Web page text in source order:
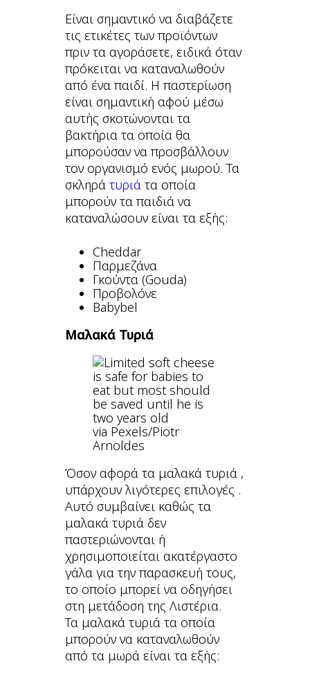
Είναι σημαντικό να διαβάζετε
τις ετικέτες των προϊόντων
πριν τα αγοράσετε, ειδικά όταν
πρόκειται να καταναλωθούν
από ένα παιδί. Η παστερίωση
είναι σημαντική αφού μέσω
αυτής σκοτώνονται τα
βακτήρια τα οποία θα
μπορούσαν να προσβάλλουν
τον οργανισμό ενός μωρού. Τα
σκληράτυριά τα οποία
μπορούν τα παιδιά να
καταναλώσουν είναι τα εξής:
Cheddar
Παρμεζάνα
Γκούντα (Gouda)
Προβολόνε
Babybel
Μαλακά Τυριά
via Pexels/Piotr
Arnoldes
Όσον αφορά τα μαλακά τυριά ,
υπάρχουν λιγότερες επιλογές .
Αυτό συμβαίνει καθώς τα
μαλακά τυριά δεν
παστεριώνονται ή
χρησιμοποιείται ακατέργαστο
γάλα για την παρασκευή τους,
το οποίο μπορεί να οδηγήσει
στη μετάδοση της Λιστέρια.
Τα μαλακά τυριά τα οποία
μπορούν να καταναλωθούν
από τα μωρά είναι τα εξής: